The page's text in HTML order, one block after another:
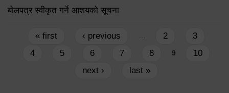
बोलपत्र स्वीकृत गर्ने आशयको सूचना
Pages
« first ‹ previous … 2
3
4
5 6 7 8 9
10
next ›
last »